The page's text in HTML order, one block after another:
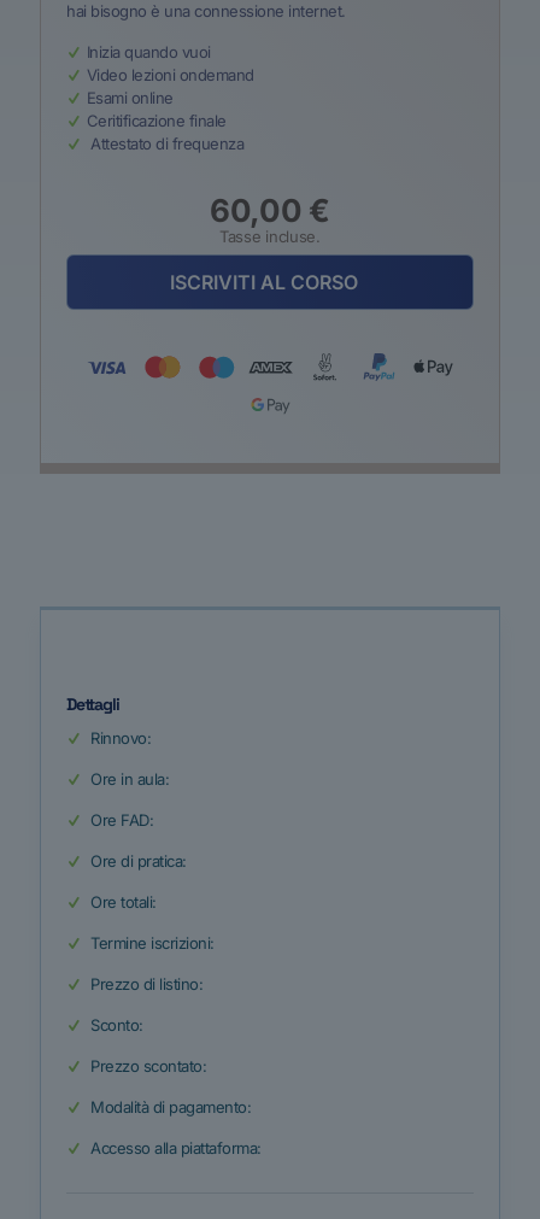
hai bisogno è una connessione internet.
Inizia quando vuoi
Video lezioni ondemand
Esami online
Ceritificazione finale
Attestato di frequenza
60,00 €
Tasse incluse.
ISCRIVITI AL CORSO
Dettagli
Rinnovo:
Ore in aula:
Ore FAD:
Ore di pratica:
Ore totali:
Termine iscrizioni:
Prezzo di listino:
Sconto:
Prezzo scontato:
Modalità di pagamento:
Accesso alla piattaforma: